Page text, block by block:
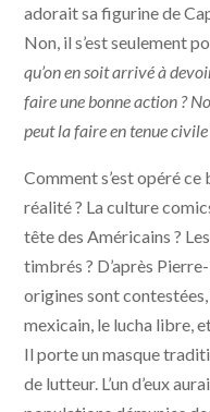
adorait sa figurine de
Non, il s’est seulement
qu’on en soit arrivé à
faire une bonne action ?
peut la faire en tenue civile
Comment s’est opéré
réalité ? La culture
tête des Américains ?
timbrés ? D’après
origines sont
mexicain, le lucha libre,
Il porte un masque
de lutteur. L’un d’eux